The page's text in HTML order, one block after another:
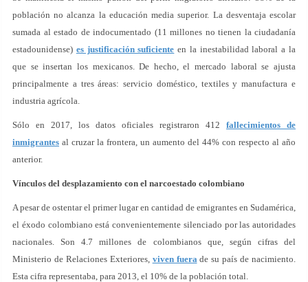
población no alcanza la educación media superior. La desventaja escolar
sumada al estado de indocumentado (11 millones no tienen la ciudadanía
estadounidense) es justificación suficiente en la inestabilidad laboral a la
que se insertan los mexicanos. De hecho, el mercado laboral se ajusta
principalmente a tres áreas: servicio doméstico, textiles y manufactura e
industria agrícola.
Sólo en 2017, los datos oficiales registraron 412 fallecimientos de
inmigrantes al cruzar la frontera, un aumento del 44% con respecto al año
anterior.
Vínculos del desplazamiento con el narcoestado colombiano
A pesar de ostentar el primer lugar en cantidad de emigrantes en Sudamérica,
el éxodo colombiano está convenientemente silenciado por las autoridades
nacionales. Son 4.7 millones de colombianos que, según cifras del
Ministerio de Relaciones Exteriores, viven fuerade su país de nacimiento.
Esta cifra representaba, para 2013, el 10% de la población total.